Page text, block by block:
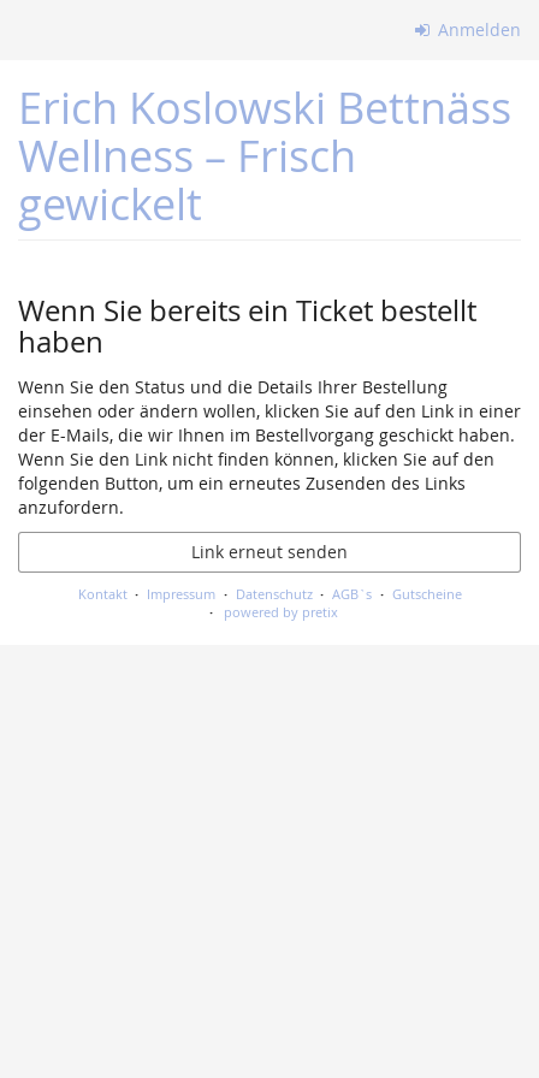
springen
Anmelden
Erich Koslowski Bettnäss
Wellness – Frisch
gewickelt
Wenn Sie bereits ein Ticket bestellt
haben
Wenn Sie den Status und die Details Ihrer Bestellung
einsehen oder ändern wollen, klicken Sie auf den Link in einer
der E-Mails, die wir Ihnen im Bestellvorgang geschickt haben.
Wenn Sie den Link nicht finden können, klicken Sie auf den
folgenden Button, um ein erneutes Zusenden des Links
anzufordern.
Link erneut senden
Kontakt Impressum Datenschutz AGB`s
Gutscheine
powered by pretix